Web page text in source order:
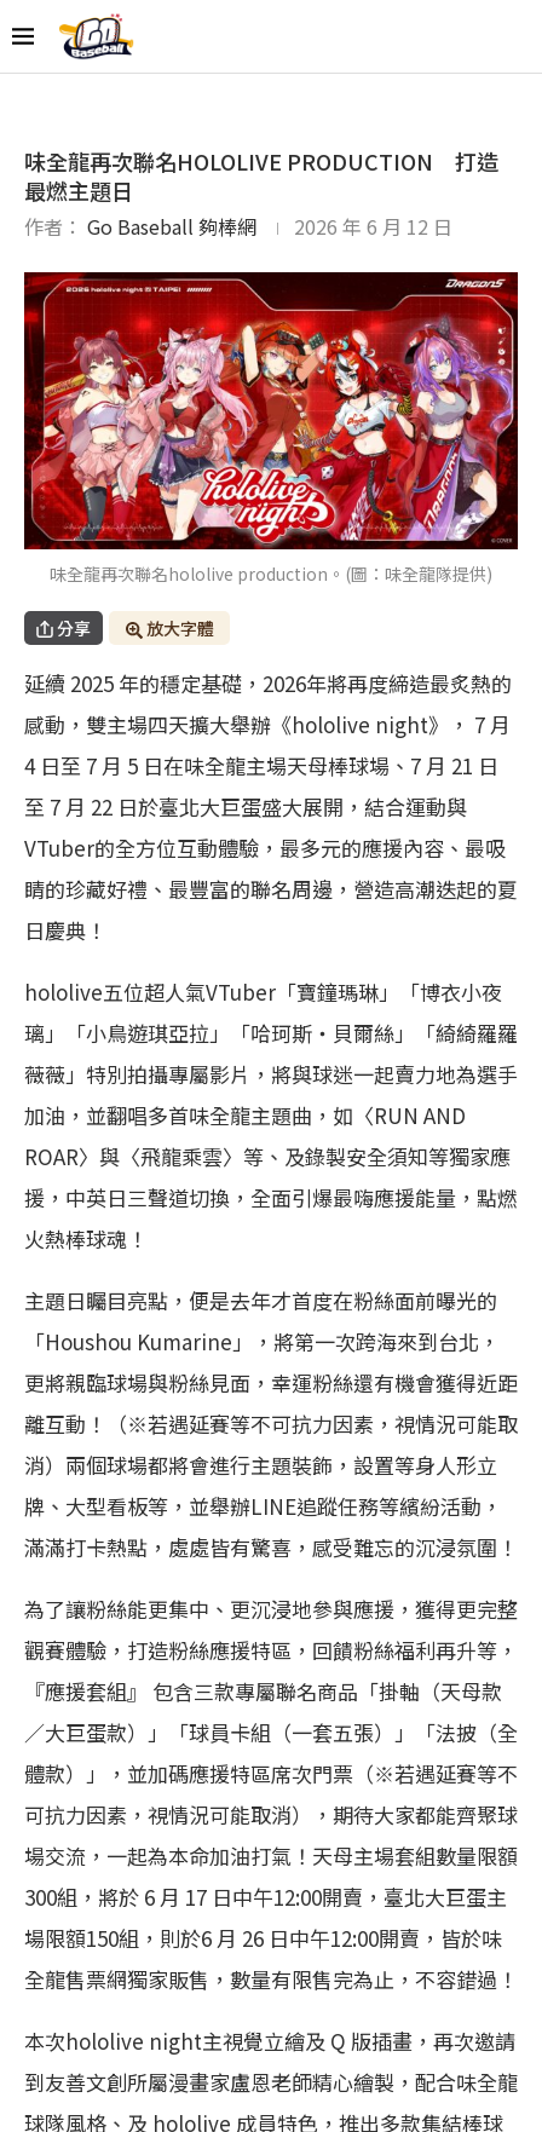
味全龍再次聯名HOLOLIVE PRODUCTION 打造
最燃主題日
作者： Go Baseball 夠棒網 2026 年 6 月 12 日
味全龍再次聯名hololive production。(圖：味全龍隊提供)
分享 放大字體
延續 2025 年的穩定基礎，2026年將再度締造最炙熱的
感動，雙主場四天擴大舉辦《hololive night》， 7 月
4 日至 7 月 5 日在味全龍主場天母棒球場、7 月 21 日
至 7 月 22 日於臺北大巨蛋盛大展開，結合運動與
VTuber的全方位互動體驗，最多元的應援內容、最吸
睛的珍藏好禮、最豐富的聯名周邊，營造高潮迭起的夏
日慶典！
hololive五位超人氣VTuber「寶鐘瑪琳」「博衣小夜
璃」「小鳥遊琪亞拉」「哈珂斯・貝爾絲」「綺綺羅羅
薇薇」特別拍攝專屬影片，將與球迷一起賣力地為選手
加油，並翻唱多首味全龍主題曲，如〈RUN AND
ROAR〉與〈飛龍乘雲〉等、及錄製安全須知等獨家應
援，中英日三聲道切換，全面引爆最嗨應援能量，點燃
火熱棒球魂！
主題日矚目亮點，便是去年才首度在粉絲面前曝光的
「Houshou Kumarine」，將第一次跨海來到台北，
更將親臨球場與粉絲見面，幸運粉絲還有機會獲得近距
離互動！（※若遇延賽等不可抗力因素，視情況可能取
消）兩個球場都將會進行主題裝飾，設置等身人形立
牌、大型看板等，並舉辦LINE追蹤任務等繽紛活動，
滿滿打卡熱點，處處皆有驚喜，感受難忘的沉浸氛圍！
為了讓粉絲能更集中、更沉浸地參與應援，獲得更完整
觀賽體驗，打造粉絲應援特區，回饋粉絲福利再升等，
『應援套組』 包含三款專屬聯名商品「掛軸（天母款
／大巨蛋款）」「球員卡組（一套五張）」「法披（全
體款）」，並加碼應援特區席次門票（※若遇延賽等不
可抗力因素，視情況可能取消），期待大家都能齊聚球
場交流，一起為本命加油打氣！天母主場套組數量限額
300組，將於 6 月 17 日中午12:00開賣，臺北大巨蛋主
場限額150組，則於6 月 26 日中午12:00開賣，皆於味
全龍售票網獨家販售，數量有限售完為止，不容錯過！
本次hololive night主視覺立繪及 Q 版插畫，再次邀請
到友善文創所屬漫畫家盧恩老師精心繪製，配合味全龍
球隊風格、及 hololive 成員特色，推出多款集結棒球